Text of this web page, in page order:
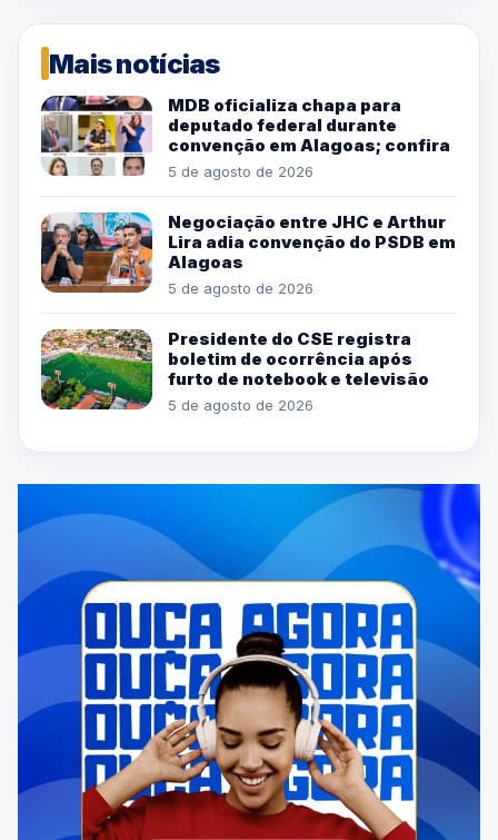
Mais notícias
MDB oficializa chapa para
deputado federal durante
convenção em Alagoas; confira
5 de agosto de 2026
Negociação entre JHC e Arthur
Lira adia convenção do PSDB em
Alagoas
5 de agosto de 2026
Presidente do CSE registra
boletim de ocorrência após
furto de notebook e televisão
5 de agosto de 2026